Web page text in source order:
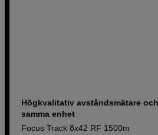
Högkvalitativ avståndsmätare
samma enhet
Focus Track 8x42 RF 1500m